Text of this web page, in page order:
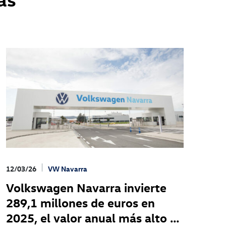
12/03/26 VW Navarra
Volkswagen Navarra invierte
289,1 millones de euros en
2025, el valor anual más alto en